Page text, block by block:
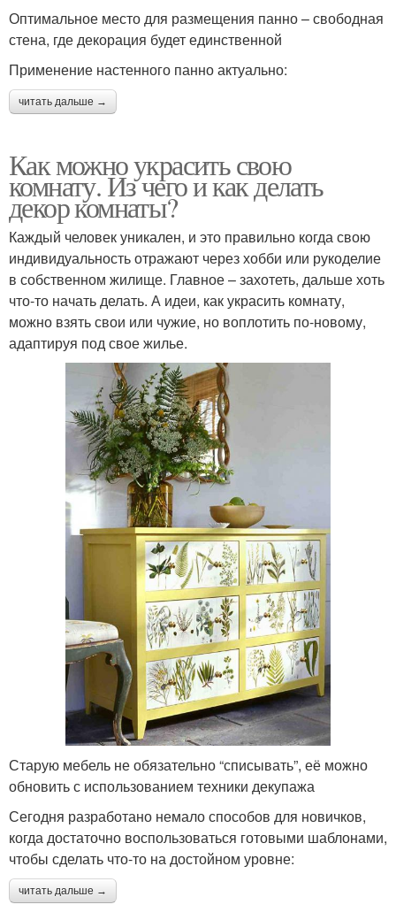
Оптимальное место для размещения панно – свободная
стена, где декорация будет единственной
Применение настенного панно актуально:
читать дальше →
Как можно украсить свою
комнату. Из чего и как делать
декор комнаты?
Каждый человек уникален, и это правильно когда свою
индивидуальность отражают через хобби или рукоделие
в собственном жилище. Главное – захотеть, дальше хоть
что-то начать делать. А идеи, как украсить комнату,
можно взять свои или чужие, но воплотить по-новому,
адаптируя под свое жилье.
Старую мебель не обязательно “списывать”, её можно
обновить с использованием техники декупажа
Сегодня разработано немало способов для новичков,
когда достаточно воспользоваться готовыми шаблонами,
чтобы сделать что-то на достойном уровне:
читать дальше →